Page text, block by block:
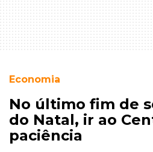
Economia
No último fim de
do Natal, ir ao
paciência